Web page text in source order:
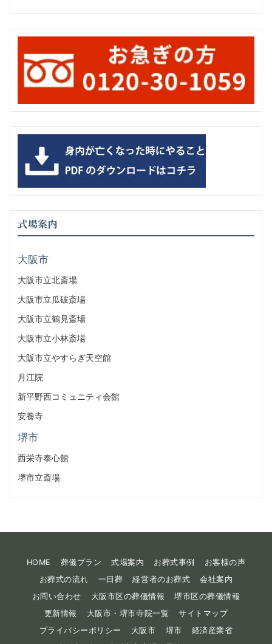
式場案内
大阪市
大阪市立北斎場
大阪市立瓜破斎場
大阪市立鶴見斎場
大阪市立小林斎場
大阪市立やすらぎ天空館
月江院
新平野西コミュニティ会館
安養寺
堺市
西栄寺泰心館
堺市立斎場
HOME 葬儀プラン 式場案内 お葬式事例
お客様の声
お葬式の流れ
一日葬 経営者のお葬式
会社案内
お問い合わせ
大阪市区の葬儀情報
堺市区の葬儀情報
更新情報
大阪市・堺市寺院一覧
サイトマップ
プライバシーポリシー
大阪市 堺市
経済産業省